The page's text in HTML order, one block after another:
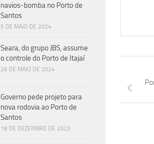
navios-bomba no Porto de
Santos
5 DE MAIO DE 2024
Seara, do grupo JBS, assume
o controle do Porto de Itajaí
26 DE MAIO DE 2024
Governo pede projeto para
nova rodovia ao Porto de
Santos
18 DE DEZEMBRO DE 2023